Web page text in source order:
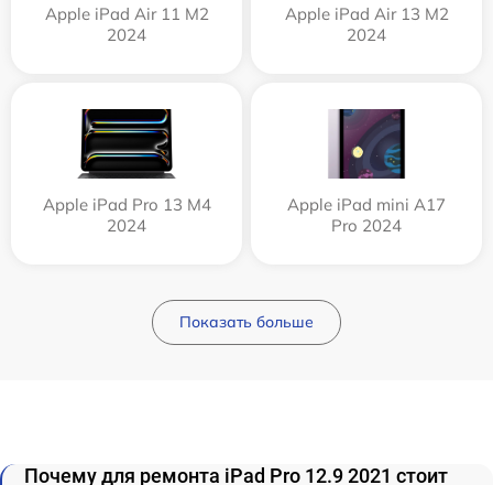
Apple iPad Air 11 M2
2024
Apple iPad Air 13 M2
2024
Apple iPad Pro 13 M4
2024
Apple iPad mini A17
Pro 2024
Показать больше
Почему для ремонта iPad Pro 12.9 2021 стоит